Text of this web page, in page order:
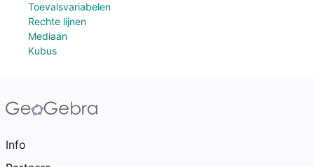
Toevalsvariabelen
Rechte lijnen
Mediaan
Kubus
Info